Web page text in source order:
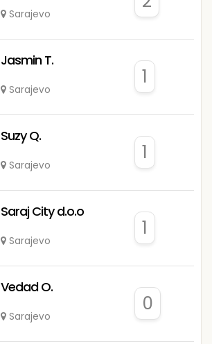
Sarajevo
Jasmin T.
Sarajevo
1
Suzy Q.
Sarajevo
1
Saraj City d.o.o
Sarajevo
1
Vedad O.
Sarajevo
0